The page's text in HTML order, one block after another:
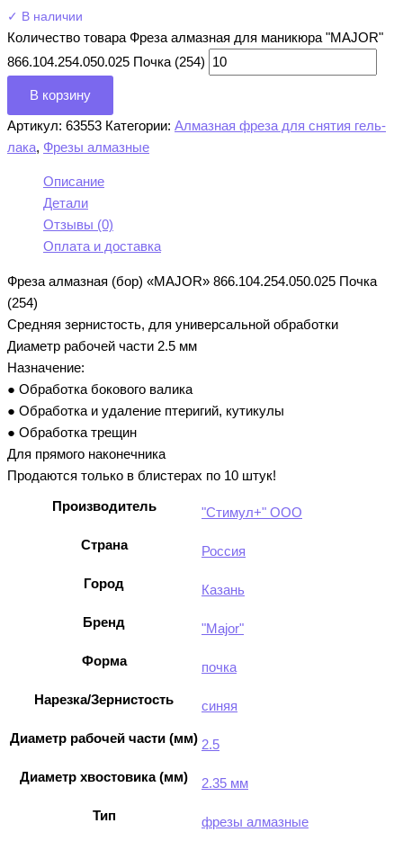
✓ В наличии
Количество товара Фреза алмазная для маникюра "MAJOR"
866.104.254.050.025 Почка (254)
В корзину
Артикул: 63553 Категории: Алмазная фреза для снятия гель-
лака, Фрезы алмазные
Описание
Детали
Отзывы (0)
Оплата и доставка
Фреза алмазная (бор) «MAJOR» 866.104.254.050.025 Почка
(254)
Средняя зернистость, для универсальной обработки
Диаметр рабочей части 2.5 мм
Назначение:
● Обработка бокового валика
● Обработка и удаление птеригий, кутикулы
● Обработка трещин
Для прямого наконечника
Продаются только в блистерах по 10 штук!
Производитель "Стимул+" ООО
Страна Россия
Город Казань
Бренд "Major"
Форма почка
Нарезка/Зернистость синяя
Диаметр рабочей части (мм) 2.5
Диаметр хвостовика (мм) 2.35 мм
Тип фрезы алмазные